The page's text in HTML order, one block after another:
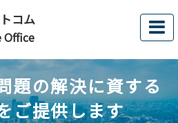
コム
Office
題の解決に資する
ご提供します